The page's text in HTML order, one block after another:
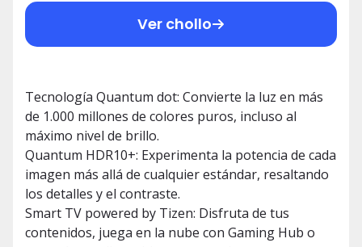
Ver chollo
Tecnología Quantum dot: Convierte la luz en más
de 1.000 millones de colores puros, incluso al
máximo nivel de brillo.
Quantum HDR10+: Experimenta la potencia de cada
imagen más allá de cualquier estándar, resaltando
los detalles y el contraste.
Smart TV powered by Tizen: Disfruta de tus
contenidos, juega en la nube con Gaming Hub o